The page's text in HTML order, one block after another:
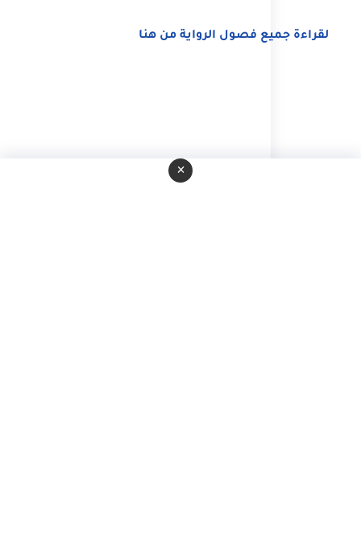
لقراءة جميع فصول الرواية من هنا
×